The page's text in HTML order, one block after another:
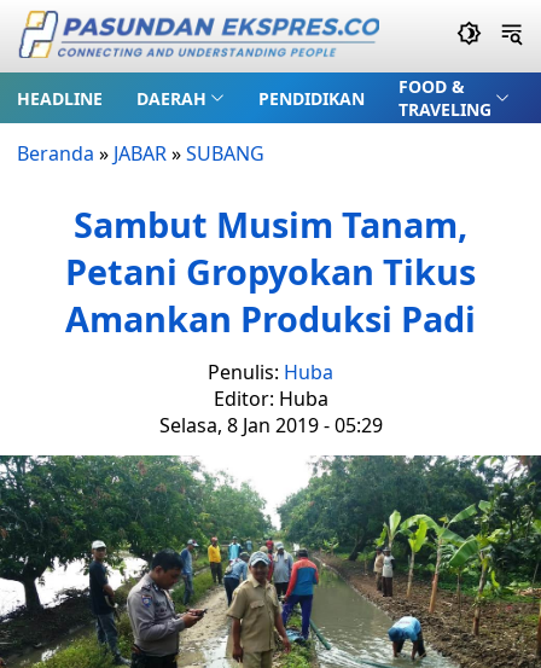
HEADLINE DAERAH PENDIDIKAN
FOOD &
TRAVELING
Beranda » JABAR»SUBANG
Sambut Musim Tanam,
Petani Gropyokan Tikus
Amankan Produksi Padi
Penulis: Huba
Editor: Huba
Selasa, 8 Jan 2019 - 05:29